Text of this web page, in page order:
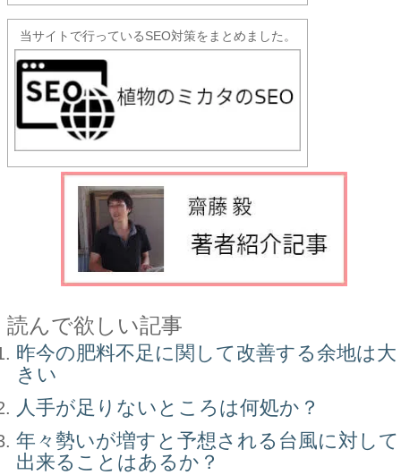
当サイトで行っているSEO対策をまとめました。
読んで欲しい記事
昨今の肥料不足に関して改善する余地は大
きい
人手が足りないところは何処か？
年々勢いが増すと予想される台風に対して
出来ることはあるか？